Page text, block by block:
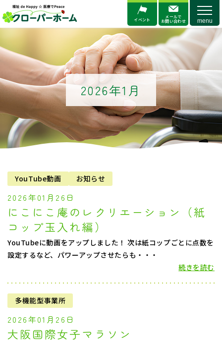
メールで
お問い合わせ
イベント
メニ
2026年1月
YouTube動画 お知らせ
2026年01月26日
にこにこ庵のレクリエーション（紙
コップ玉入れ編）
YouTubeに動画をアップしました！ 次は紙コップごとに点数を
設定するなど、パワーアップさせたらも・・・
続きを読む
多機能型事業所
2026年01月26日
大阪国際女子マラソン